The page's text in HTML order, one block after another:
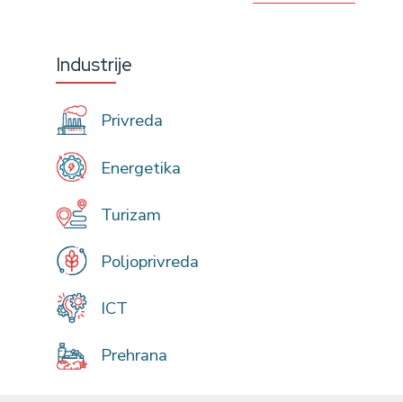
Industrije
Privreda
Energetika
Turizam
Poljoprivreda
ICT
Prehrana